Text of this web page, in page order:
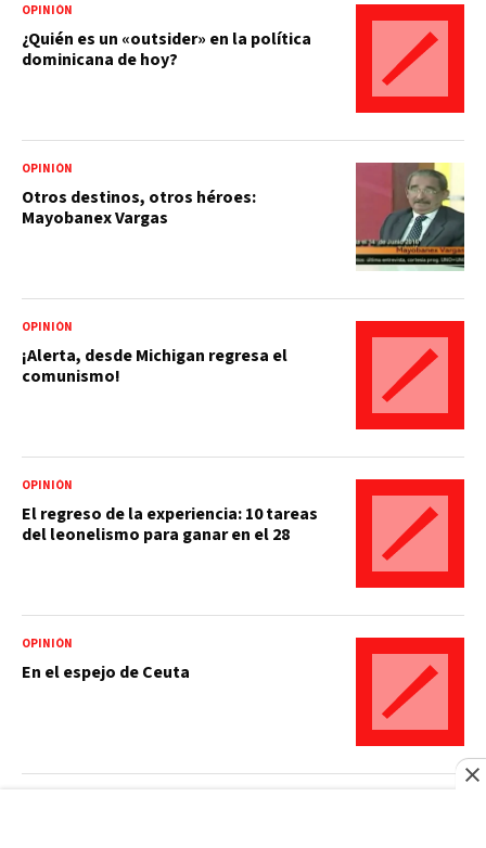
OPINIÓN
¿Quién es un «outsider» en la política
dominicana de hoy?
OPINIÓN
Otros destinos, otros héroes:
Mayobanex Vargas
OPINIÓN
¡Alerta, desde Michigan regresa el
comunismo!
OPINIÓN
El regreso de la experiencia: 10 tareas
del leonelismo para ganar en el 28
OPINIÓN
En el espejo de Ceuta